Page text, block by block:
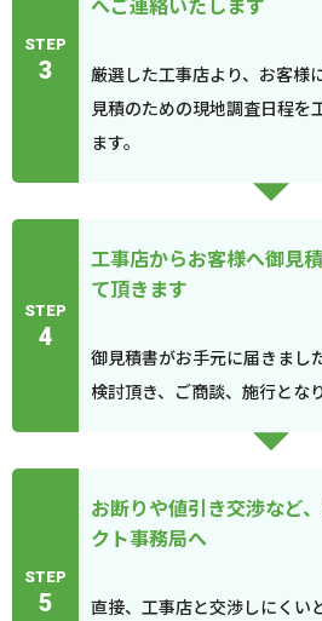
STEP
3
厳選した工事店より、お客様
見積のための現地調査日程を
ます。
STEP
4
工事店からお客様へ御見
て頂きます
御見積書がお手元に届きまし
検討頂き、ご商談、施行となり
STEP
5
お断りや値引き交渉など
クト事務局へ
直接、工事店と交渉しにくい